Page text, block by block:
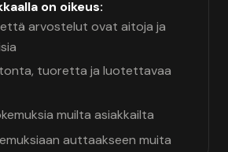
on oikeus:
arvostelut ovat aitoja ja
tuoretta ja luotettavaa
muilta asiakkailta
auttaakseen muita